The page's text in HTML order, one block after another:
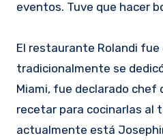
eventos. Tuve que hacer
El restaurante Rolandi fue
tradicionalmente se
Miami, fue declarado chef
recetar para cocinarlas al
actualmente está